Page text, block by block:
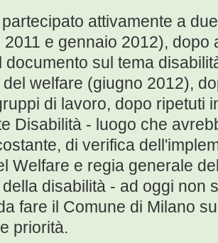
attivamente a
e gennaio 2012), dopo
documento sul tema
welfare (giugno 2012),
di lavoro, dopo ripetuti
Disabilità - luogo che
di verifica
Welfare e regia generale
disabilità - ad oggi non
fare il Comune di Milano
priorità.